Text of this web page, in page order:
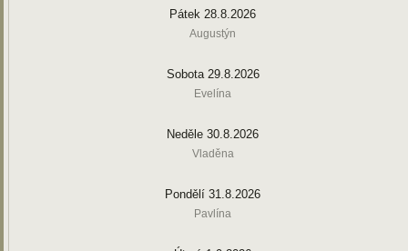
Pátek 28.8.2026
Augustýn
Sobota 29.8.2026
Evelína
Neděle 30.8.2026
Vladěna
Pondělí 31.8.2026
Pavlína